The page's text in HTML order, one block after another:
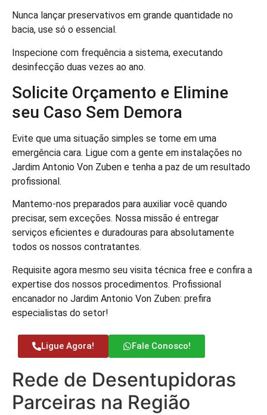
Nunca lançar preservativos em grande quantidade no
bacia, use só o essencial.
Inspecione com frequência a sistema, executando
desinfecção duas vezes ao ano.
Solicite Orçamento e Elimine
seu Caso Sem Demora
Evite que uma situação simples se torne em uma
emergência cara. Ligue com a gente em instalações no
Jardim Antonio Von Zuben e tenha a paz de um resultado
profissional.
Mantemo-nos preparados para auxiliar você quando
precisar, sem exceções. Nossa missão é entregar
serviços eficientes e duradouras para absolutamente
todos os nossos contratantes.
Requisite agora mesmo seu visita técnica free e confira a
expertise dos nossos procedimentos. Profissional
encanador no Jardim Antonio Von Zuben: prefira
especialistas do setor!
Ligue Agora! Fale Conosco!
Rede de Desentupidoras
Parceiras na Região